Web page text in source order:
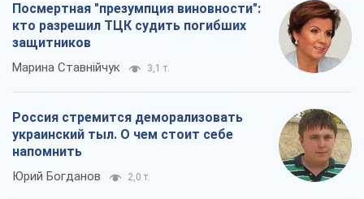
Посмертная "презумпция виновности":
кто разрешил ТЦК судить погибших
защитников
Марина Ставнійчук 3,1 т.
Россия стремится деморализовать
украинский тыл. О чем стоит себе
напомнить
Юрий Богданов 2,0 т.